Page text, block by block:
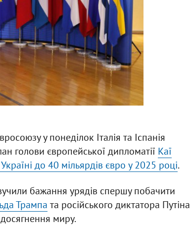
у понеділок Італія та Іспанія
голови європейської дипломатії Каї
до 40 мільярдів євро у 2025 році.
бажання урядів спершу побачити
Трампа та російського диктатора Путіна
миру.